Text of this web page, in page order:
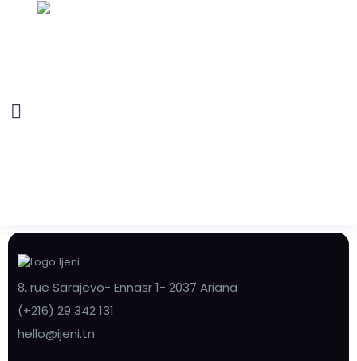
8, rue Sarajevo- Ennasr 1- 2037 Ariana
(+216) 29 342 131
hello@ijeni.tn